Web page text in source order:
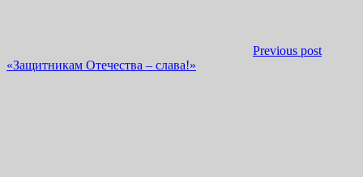
Previous post
«Защитникам Отечества – слава!»